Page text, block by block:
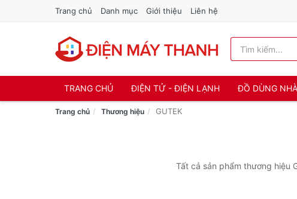
Trang chủ Danh mục Giới thiệu Liên hệ
TRANG CHỦ ĐIỆN TỬ - ĐIỆN LẠNH ĐỒ DÙNG
Trang chủ Thương hiệu GUTEK
Tất cả sản phẩm thương hiệu